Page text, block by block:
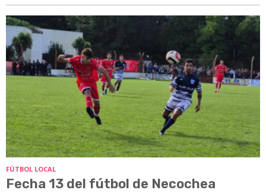
FÚTBOL LOCAL
Fecha 13 del fútbol de Necochea